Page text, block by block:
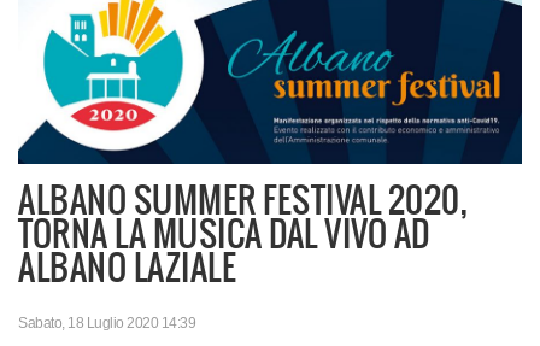
ALBANO SUMMER FESTIVAL 2020,
TORNA LA MUSICA DAL VIVO AD
ALBANO LAZIALE
Sabato, 18 Luglio 2020 14:39